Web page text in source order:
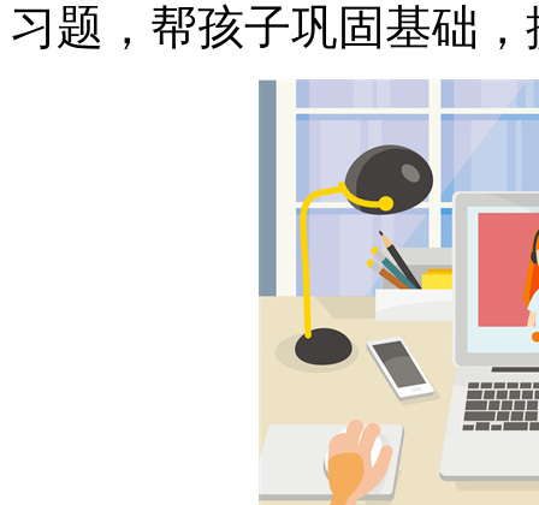
习题，帮孩子巩固基础